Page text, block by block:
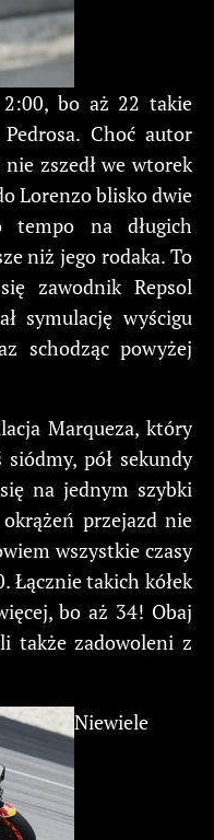
2:00, bo aż 22 takie
Choć autor
zszedł we wtorek
Lorenzo blisko dwie
tempo na długich
niż jego rodaka. To
zawodnik Repsol
symulację wyścigu
schodząc powyżej
Marqueza, który
pół sekundy
na jednym szybki
okrążeń przejazd nie
wszystkie czasy
Łącznie takich kółek
bo aż 34! Obaj
także zadowoleni z
Niewiele